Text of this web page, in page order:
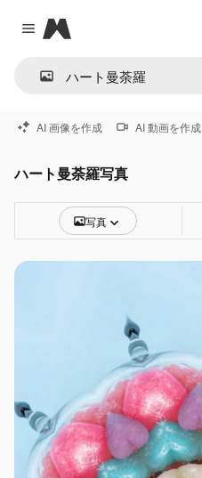
Close menu
Magnific
AI 画像を作成 AI 動画を作成
ハート曼荼羅写真
写真